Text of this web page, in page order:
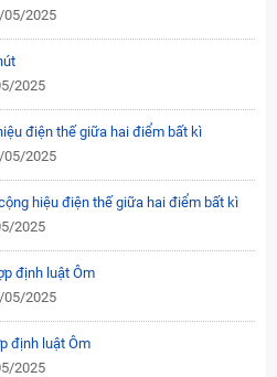
05/2025
2025
điện thế giữa hai điểm bất kì
05/2025
hiệu điện thế giữa hai điểm bất kì
2025
định luật Ôm
05/2025
định luật Ôm
2025